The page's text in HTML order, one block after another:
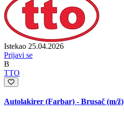
Istekao 25.04.2026
Prijavi se
B
TTO
Autolakirer (Farbar) - Brusač (m/ž)